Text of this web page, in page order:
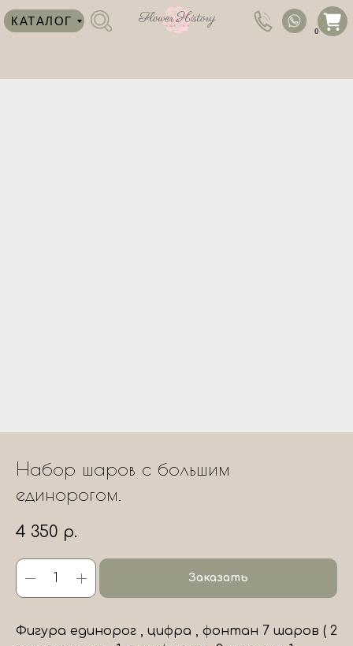
КАТАЛОГ
0
Набор шаров с большим
единорогом.
4 350 р.
Заказать
Фигура единорог , цифра , фонтан 7 шаров ( 2